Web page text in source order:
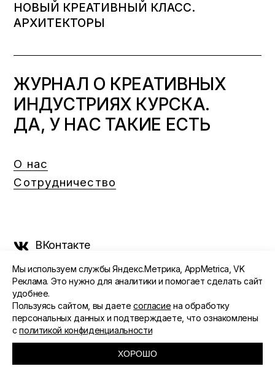
НОВЫЙ КРЕАТИВНЫЙ КЛАСС.
АРХИТЕКТОРЫ
ЖУРНАЛ О КРЕАТИВНЫХ
ИНДУСТРИЯХ КУРСКА.
ДА, У НАС ТАКИЕ ЕСТЬ
О нас
Сотрудничество
ВКонтакте
Telegram
Дзен
Одноклассники
Мы используем службы Яндекс.Метрика, AppMetrica, VK
Реклама. Это нужно для аналитики и помогает сделать сайт
удобнее.
Пользуясь сайтом, вы даетесогласие на обработку
персональных данных и подтверждаете, что ознакомлены
сполитикой конфиденциальности
ХОРОШО